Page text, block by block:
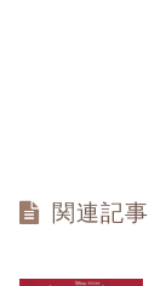
関連記事